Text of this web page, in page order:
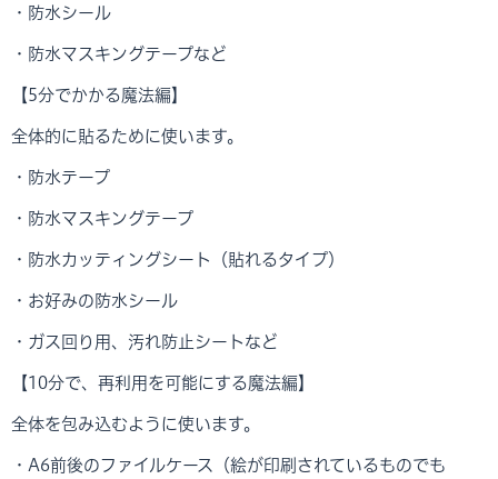
・防水シール
・防水マスキングテープなど
【5分でかかる魔法編】
全体的に貼るために使います。
・防水テープ
・防水マスキングテープ
・防水カッティングシート（貼れるタイプ）
・お好みの防水シール
・ガス回り用、汚れ防止シートなど
【10分で、再利用を可能にする魔法編】
全体を包み込むように使います。
・A6前後のファイルケース（絵が印刷されているものでも